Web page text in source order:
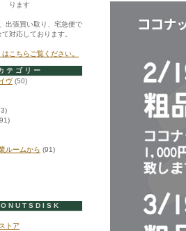
ります
出張買い取り、宅急便で
対応しております。
こちらご覧ください。
テゴリー
ヴ(50)
ルームから (91)
トア